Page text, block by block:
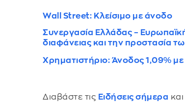
Wall Street: Κλείσιμο με άνοδο
Συνεργασία Ελλάδας –
διαφάνειας και την προστασία
Χρηματιστήριο: Άνοδος 1,09% με
Διαβάστε τις Ειδήσεις σήμερα